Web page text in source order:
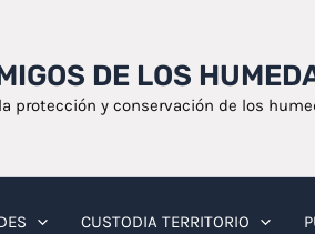
DE LOS
protección y conservación de los
CUSTODIA TERRITORIO